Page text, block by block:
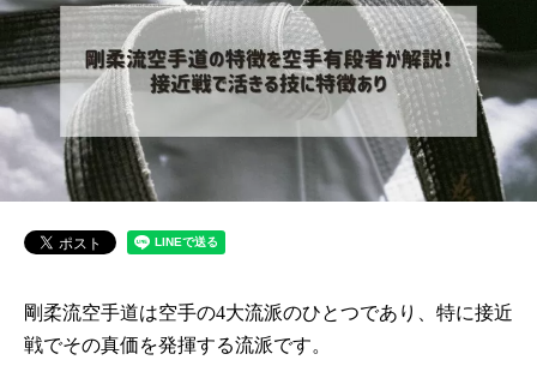
剛柔流空手道は空手の4大流派のひとつであり、特に接近
戦でその真価を発揮する流派です。